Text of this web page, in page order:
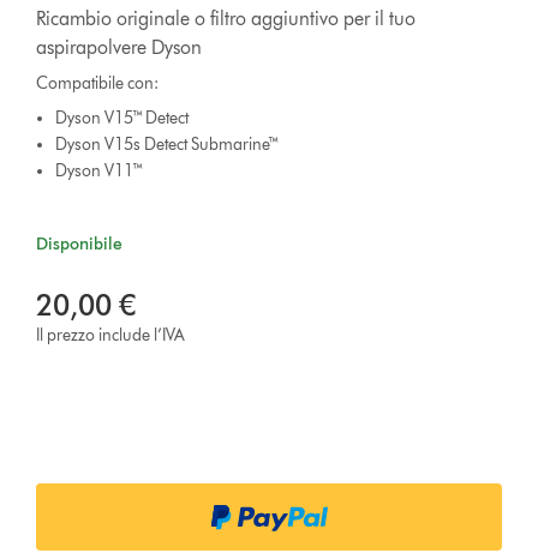
Ricambio originale o filtro aggiuntivo per il tuo
aspirapolvere Dyson
Compatibile con:
Dyson V15™ Detect
Dyson V15s Detect Submarine™
Dyson V11™
Disponibile
20,00 €
Il prezzo include l’IVA